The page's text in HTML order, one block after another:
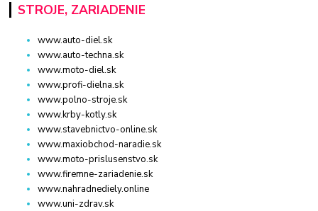
STROJE, ZARIADENIE
www.auto-diel.sk
www.auto-techna.sk
www.moto-diel.sk
www.profi-dielna.sk
www.polno-stroje.sk
www.krby-kotly.sk
www.stavebnictvo-online.sk
www.maxiobchod-naradie.sk
www.moto-prislusenstvo.sk
www.firemne-zariadenie.sk
www.nahradnediely.online
www.uni-zdrav.sk